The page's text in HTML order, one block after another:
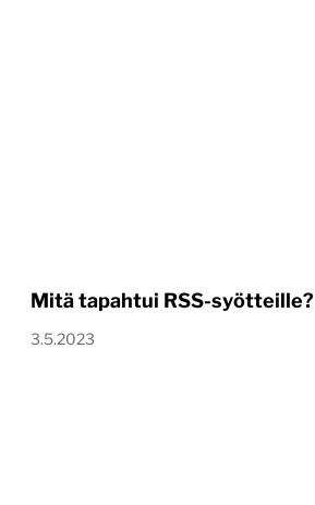
Mitä tapahtui RSS-syötteille?
3.5.2023